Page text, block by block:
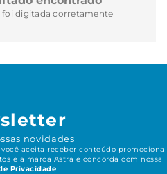
foi digitada corretamente
novidades
aceita receber conteúdo promocional
e a marca Astra e concorda com nossa
Privacidade.